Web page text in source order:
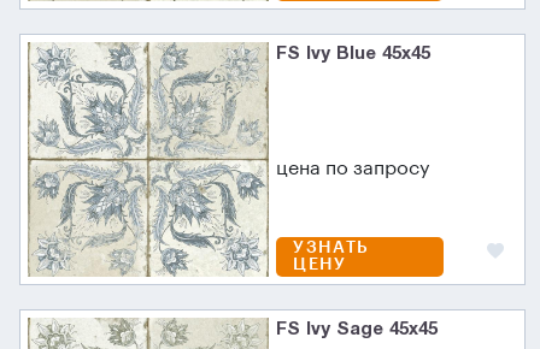
FS Ivy Blue 45х45
цена по запросу
УЗНАТЬ
ЦЕНУ
FS Ivy Sage 45x45